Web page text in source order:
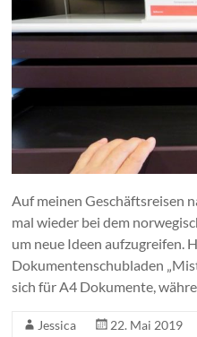
Auf meinen Geschäftsreisen
mal wieder bei dem
um neue Ideen aufzugreifen.
Dokumentenschubladen
sich für A4 Dokumente,
Jessica
22. Mai 2019